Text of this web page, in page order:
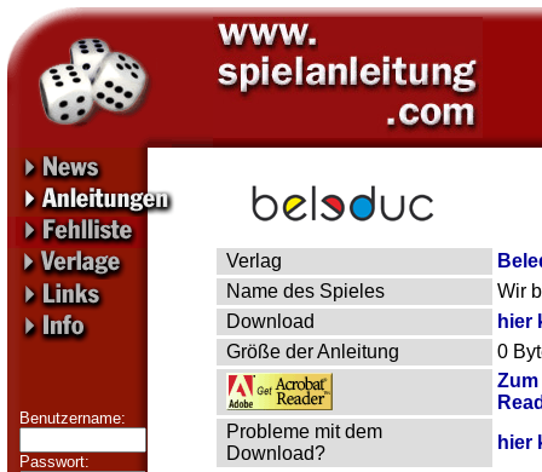
Benutzername:
Passwort:
Verlag
Name des Spieles
Wir
Download
hier
Größe der Anleitung
0
Probleme mit dem
Download?
hier